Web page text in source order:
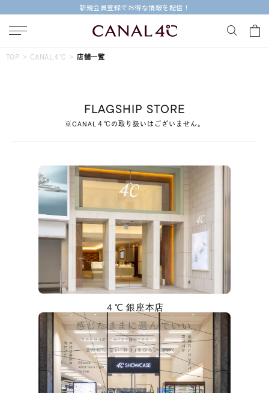
新規会員登録でお得な情報を配信！
#ペア #ダイヤモンド ネックレス
#エタニティ #くまのプーさん
すべてのジュエリー
TOP CANAL４℃ 店舗一覧
FLAGSHIP STORE
※CANAL４℃の取り扱いはございません。
４℃ 銀座本店